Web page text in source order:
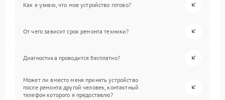
Как я узнаю, что мое устройство готово?
От чего зависит срок ремонта техники?
Диагностика проводится бесплатно?
Может ли вместо меня принять устройство
после ремонта другой человек, контактный
телефон которого я предоставлю?